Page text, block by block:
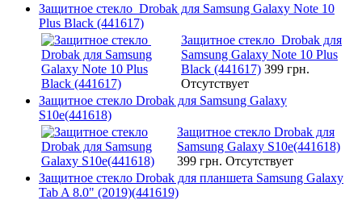
Защитное стекло Drobak для Samsung Galaxy Note 10
Plus Black (441617)
Защитное стекло Drobak для
Samsung Galaxy Note 10 Plus
Black (441617) 399 грн.
Отсутствует
Защитное стекло Drobak для Samsung Galaxy
S10e(441618)
Защитное стекло Drobak для
Samsung Galaxy S10e(441618)
399 грн. Отсутствует
Защитное стекло Drobak для планшета Samsung Galaxy
Tab A 8.0" (2019)(441619)